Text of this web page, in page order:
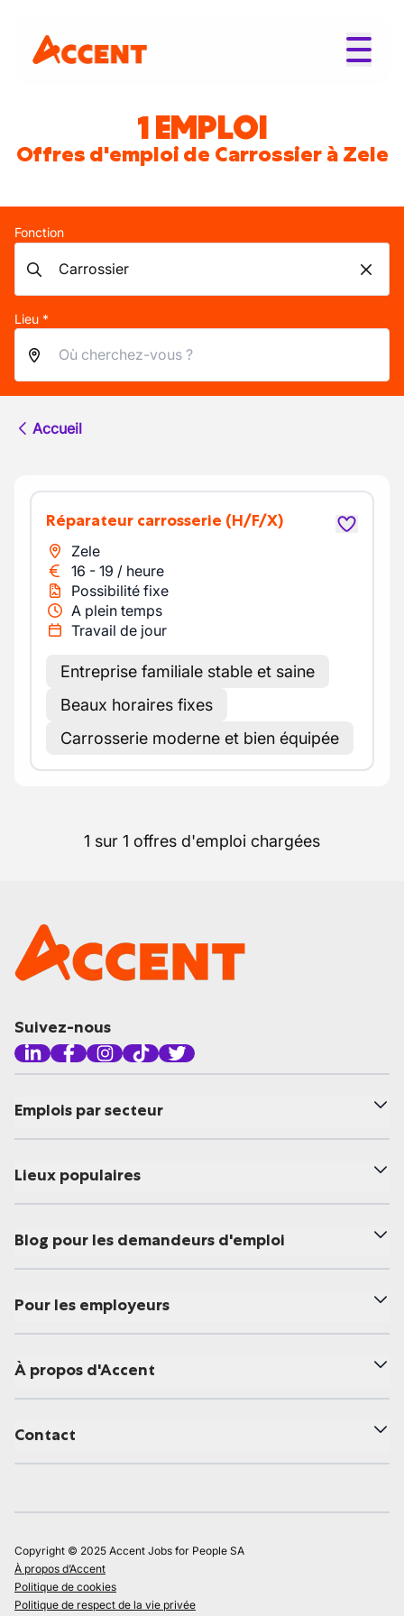
1 EMPLOI
Offres d'emploi de Carrossier à Zele
Fonction
Lieu *
Accueil
Réparateur carrosserie (H/F/X)
Zele
16 - 19 / heure
Possibilité fixe
A plein temps
Travail de jour
Entreprise familiale stable et saine
Beaux horaires fixes
Carrosserie moderne et bien équipée
1 sur 1 offres d'emploi chargées
Suivez-nous
Emplois par secteur
Lieux populaires
Blog pour les demandeurs d'emploi
Pour les employeurs
À propos d'Accent
Contact
Copyright © 2025 Accent Jobs for People SA
À propos d’Accent
Politique de cookies
Politique de respect de la vie privée